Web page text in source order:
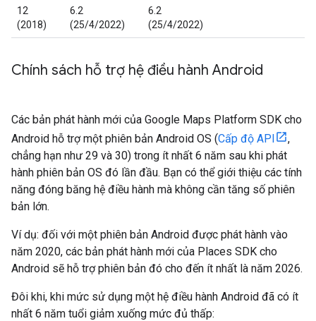
12
(2018)
6.2
(25/4/2022)
6.2
(25/4/2022)
Chính sách hỗ trợ hệ điều hành Android
Các bản phát hành mới của Google Maps Platform SDK cho
Android hỗ trợ một phiên bản Android OS (Cấp độ API
,
chẳng hạn như 29 và 30) trong ít nhất 6 năm sau khi phát
hành phiên bản OS đó lần đầu. Bạn có thể giới thiệu các tính
năng đóng băng hệ điều hành mà không cần tăng số phiên
bản lớn.
Ví dụ: đối với một phiên bản Android được phát hành vào
năm 2020, các bản phát hành mới của Places SDK cho
Android sẽ hỗ trợ phiên bản đó cho đến ít nhất là năm 2026.
Đôi khi, khi mức sử dụng một hệ điều hành Android đã có ít
nhất 6 năm tuổi giảm xuống mức đủ thấp: